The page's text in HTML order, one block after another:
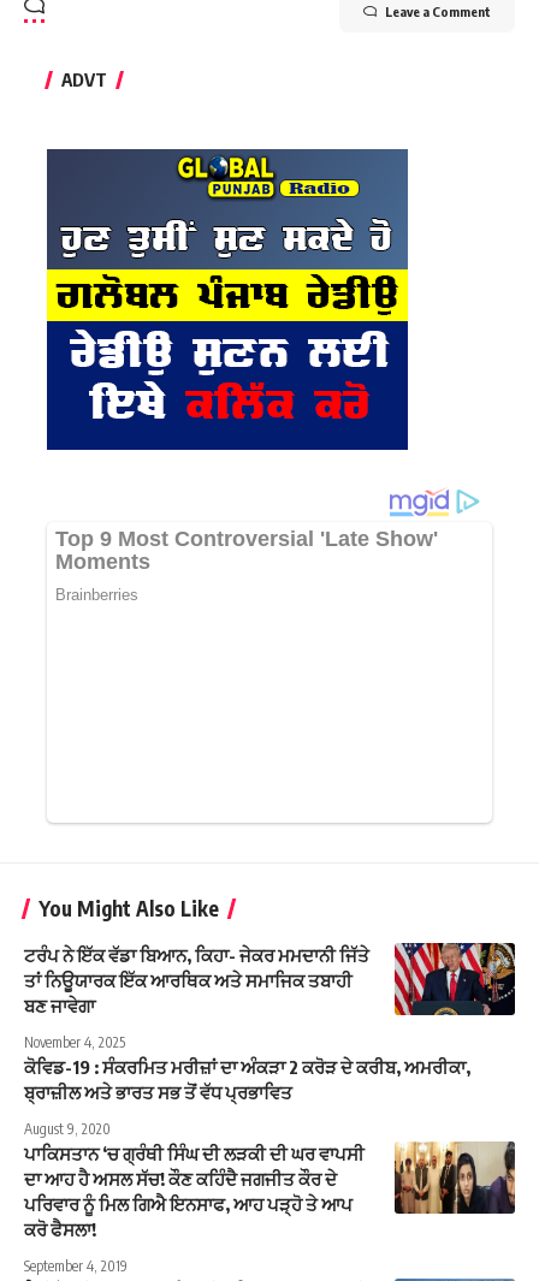
Leave a Comment
ADVT
You Might Also Like
ਟਰੰਪ ਨੇ ਇੱਕ ਵੱਡਾ ਬਿਆਨ, ਕਿਹਾ- ਜੇਕਰ ਮਮਦਾਨੀ ਜਿੱਤੇ
ਤਾਂ ਨਿਊਯਾਰਕ ਇੱਕ ਆਰਥਿਕ ਅਤੇ ਸਮਾਜਿਕ ਤਬਾਹੀ
ਬਣ ਜਾਵੇਗਾ
November 4, 2025
ਕੋਵਿਡ-19 : ਸੰਕਰਮਿਤ ਮਰੀਜ਼ਾਂ ਦਾ ਅੰਕੜਾ 2 ਕਰੋੜ ਦੇ ਕਰੀਬ, ਅਮਰੀਕਾ,
ਬ੍ਰਾਜ਼ੀਲ ਅਤੇ ਭਾਰਤ ਸਭ ਤੋਂ ਵੱਧ ਪ੍ਰਭਾਵਿਤ
August 9, 2020
ਪਾਕਿਸਤਾਨ ‘ਚ ਗ੍ਰੰਥੀ ਸਿੰਘ ਦੀ ਲੜਕੀ ਦੀ ਘਰ ਵਾਪਸੀ
ਦਾ ਆਹ ਹੈ ਅਸਲ ਸੱਚ! ਕੌਣ ਕਹਿੰਦੈ ਜਗਜੀਤ ਕੌਰ ਦੇ
ਪਰਿਵਾਰ ਨੂੰ ਮਿਲ ਗਿਐ ਇਨਸਾਫ, ਆਹ ਪੜ੍ਹੋ ਤੇ ਆਪ
ਕਰੋ ਫੈਸਲਾ!
September 4, 2019